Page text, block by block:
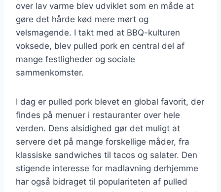
over lav varme blev udviklet som en måde at
gøre det hårde kød mere mørt og
velsmagende. I takt med at BBQ-kulturen
voksede, blev pulled pork en central del af
mange festligheder og sociale
sammenkomster.
I dag er pulled pork blevet en global favorit, der
findes på menuer i restauranter over hele
verden. Dens alsidighed gør det muligt at
servere det på mange forskellige måder, fra
klassiske sandwiches til tacos og salater. Den
stigende interesse for madlavning derhjemme
har også bidraget til populariteten af pulled